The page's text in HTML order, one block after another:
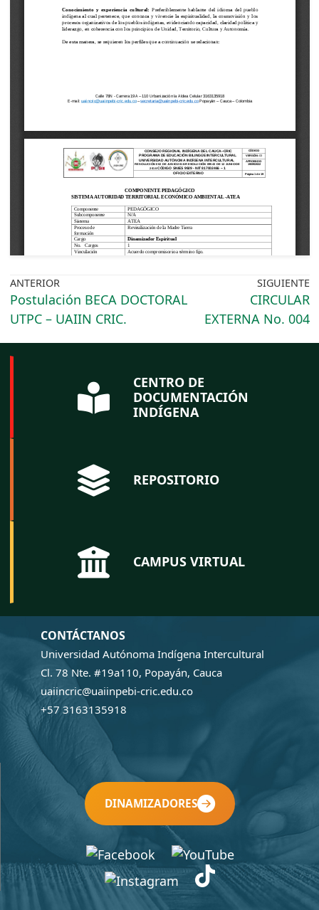
ANTERIOR
Postulación BECA DOCTORAL
UTPC – UAIIN CRIC.
SIGUIENTE
CIRCULAR
EXTERNA No. 004
CENTRO DE
DOCUMENTACIÓN
INDÍGENA
REPOSITORIO
CAMPUS VIRTUAL
CONTÁCTANOS
Universidad Autónoma Indígena Intercultural
Cl. 78 Nte. #19a110, Popayán, Cauca
uaiincric@uaiinpebi-cric.edu.co
+57 3163135918
DINAMIZADORES